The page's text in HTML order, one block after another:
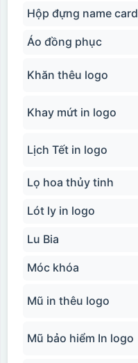
Hộp đựng name card
Áo đồng phục
Khăn thêu logo
Khay mứt in logo
Lịch Tết in logo
Lọ hoa thủy tinh
Lót ly in logo
Lu Bia
Móc khóa
Mũ in thêu logo
Mũ bảo hiểm In logo